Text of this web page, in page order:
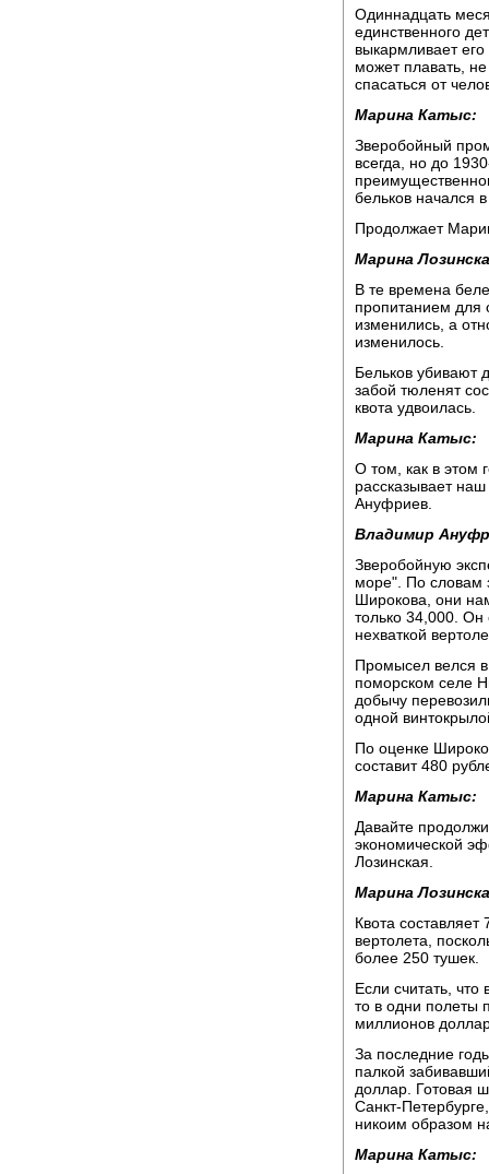
Одиннадцать
единственного
выкармливает
может плавать,
спасаться от
Марина Катыс:
Зверобойный
всегда, но до
бельков начался
Продолжает
Марина
В те времена
пропитанием для
изменились, а
изменилось.
Бельков убивают
забой тюленят
квота удвоилась.
Марина Катыс:
О том, как в этом
рассказывает
Ануфриев.
Владимир
Зверобойную
море". По словам
Широкова, они
только 34,000. Он
нехваткой
Промысел велся
поморском селе
добычу
одной
По оценке
составит 480
Марина Катыс:
Давайте
экономической
Лозинская.
Марина
Квота
вертолета,
более 250 тушек.
Если считать,
то в одни полеты
миллионов
За последние
палкой
доллар. Готовая
Санкт-
никоим образом
Марина Катыс: